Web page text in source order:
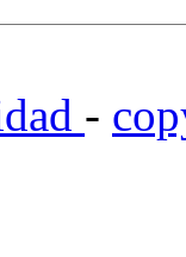
-